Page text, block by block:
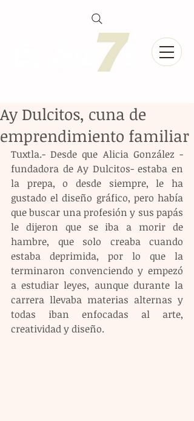
Ay Dulcitos, cuna de
emprendimiento familiar
Tuxtla.- Desde que Alicia González -
fundadora de Ay Dulcitos- estaba en
la prepa, o desde siempre, le ha
gustado el diseño gráfico, pero había
que buscar una profesión y sus papás
le dijeron que se iba a morir de
hambre, que solo creaba cuando
estaba deprimida, por lo que la
terminaron convenciendo y empezó
a estudiar leyes, aunque durante la
carrera llevaba materias alternas y
todas iban enfocadas al arte,
creatividad y diseño.